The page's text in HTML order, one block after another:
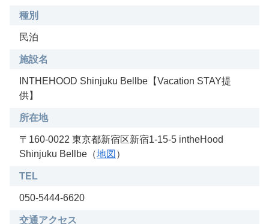
種別
民泊
施設名
INTHEHOOD Shinjuku Bellbe【Vacation STAY提
供】
所在地
〒160-0022 東京都新宿区新宿1-15-5 intheHood
Shinjuku Bellbe（地図 ）
TEL
050-5444-6620
交通アクセス